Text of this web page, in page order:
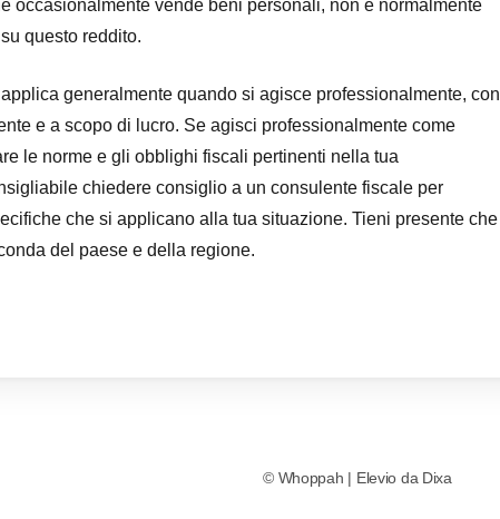
occasionalmente vende beni personali, non è normalmente
questo reddito.
generalmente quando si agisce professionalmente, con
e a scopo di lucro. Se agisci professionalmente come
le norme e gli obblighi fiscali pertinenti nella tua
chiedere consiglio a un consulente fiscale per
che si applicano alla tua situazione. Tieni presente che
del paese e della regione.
© Whoppah | Elevio da Dixa